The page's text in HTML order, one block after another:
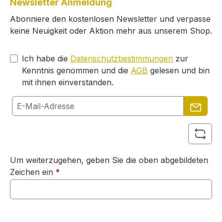
Newsletter Anmeldung
Abonniere den kostenlosen Newsletter und verpasse
keine Neuigkeit oder Aktion mehr aus unserem Shop.
Ich habe die Datenschutzbestimmungen zur
Kenntnis genommen und die AGB gelesen und bin
mit ihnen einverstanden.
Um weiterzugehen, geben Sie die oben abgebildeten
Zeichen ein *